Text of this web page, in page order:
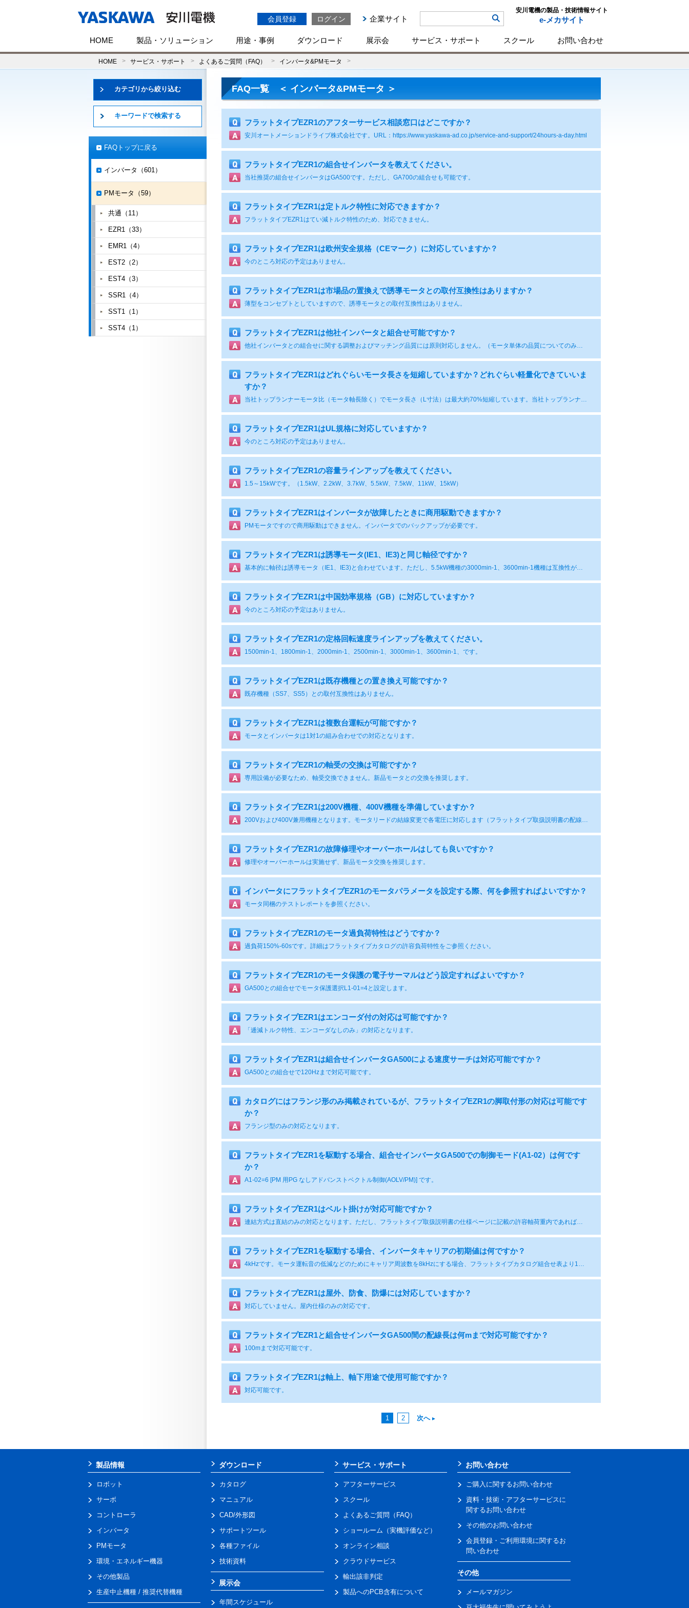
会員登録 ログイン 企業サイト
安川電機の製品・技術情報サイト
e-メカサイト
HOME 製品・ソリューション 用途・事例 ダウンロード 展示会 サービス・サポート スクール お問い合わせ
HOME サービス・サポート よくあるご質問（FAQ） インバータ&PMモータ
カテゴリから絞り込む
キーワードで検索する
FAQトップに戻る
インバータ（601）
PMモータ（59）
共通（11）
EZR1（33）
EMR1（4）
EST2（2）
EST4（3）
SSR1（4）
SST1（1）
SST4（1）
FAQ一覧 ＜ インバータ&PMモータ ＞
フラットタイプEZR1のアフターサービス相談窓口はどこですか？
安川オートメーションドライブ株式会社です。URL：https://www.yaskawa-ad.co.jp/service-and-support/24hours-a-day.html
フラットタイプEZR1の組合せインバータを教えてください。
当社推奨の組合せインバータはGA500です。ただし、GA700の組合せも可能です。
フラットタイプEZR1は定トルク特性に対応できますか？
フラットタイプEZR1はてい減トルク特性のため、対応できません。
フラットタイプEZR1は欧州安全規格（CEマーク）に対応していますか？
今のところ対応の予定はありません。
フラットタイプEZR1は市場品の置換えで誘導モータとの取付互換性はありますか？
薄型をコンセプトとしていますので、誘導モータとの取付互換性はありません。
フラットタイプEZR1は他社インバータと組合せ可能ですか？
他社インバータとの組合せに関する調整およびマッチング品質には原則対応しません。（モータ単体の品質についてのみ対応可能です。）
フラットタイプEZR1はどれぐらいモータ長さを短縮していますか？どれぐらい軽量化できていいま
すか？
当社トップランナーモータ比（モータ軸長除く）でモータ長さ（L寸法）は最大約70%短縮しています。当社トップランナーモータ比でモータ概算重量は最大約50%、軽量化しています。
フラットタイプEZR1はUL規格に対応していますか？
今のところ対応の予定はありません。
フラットタイプEZR1の容量ラインアップを教えてください。
1.5～15kWです。（1.5kW、2.2kW、3.7kW、5.5kW、7.5kW、11kW、15kW）
フラットタイプEZR1はインバータが故障したときに商用駆動できますか？
PMモータですので商用駆動はできません。インバータでのバックアップが必要です。
フラットタイプEZR1は誘導モータ(IE1、IE3)と同じ軸径ですか？
基本的に軸径は誘導モータ（IE1、IE3)と合わせています。ただし、5.5kW機種の3000min-1、3600min-1機種は互換性がありません。
フラットタイプEZR1は中国効率規格（GB）に対応していますか？
今のところ対応の予定はありません。
フラットタイプEZR1の定格回転速度ラインアップを教えてください。
1500min-1、1800min-1、2000min-1、2500min-1、3000min-1、3600min-1、です。
フラットタイプEZR1は既存機種との置き換え可能ですか？
既存機種（SS7、SS5）との取付互換性はありません。
フラットタイプEZR1は複数台運転が可能ですか？
モータとインバータは1対1の組み合わせでの対応となります。
フラットタイプEZR1の軸受の交換は可能ですか？
専用設備が必要なため、軸受交換できません。新品モータとの交換を推奨します。
フラットタイプEZR1は200V機種、400V機種を準備していますか？
200Vおよび400V兼用機種となります。モータリードの結線変更で各電圧に対応します（フラットタイプ取扱説明書の配線を参照）。ただし、インバータは電源電圧に応じて準備が必要です。
フラットタイプEZR1の故障修理やオーバーホールはしても良いですか？
修理やオーバーホールは実施せず、新品モータ交換を推奨します。
インバータにフラットタイプEZR1のモータパラメータを設定する際、何を参照すればよいですか？
モータ同梱のテストレポートを参照ください。
フラットタイプEZR1のモータ過負荷特性はどうですか？
過負荷150%-60sです。詳細はフラットタイプカタログの許容負荷特性をご参照ください。
フラットタイプEZR1のモータ保護の電子サーマルはどう設定すればよいですか？
GA500との組合せでモータ保護選択L1-01=4と設定します。
フラットタイプEZR1はエンコーダ付の対応は可能ですか？
「逓減トルク特性、エンコーダなしのみ」の対応となります。
フラットタイプEZR1は組合せインバータGA500による速度サーチは対応可能ですか？
GA500との組合せで120Hzまで対応可能です。
カタログにはフランジ形のみ掲載されているが、フラットタイプEZR1の脚取付形の対応は可能です
か？
フランジ型のみの対応となります。
フラットタイプEZR1を駆動する場合、組合せインバータGA500での制御モード(A1-02）は何です
か？
A1-02=6 [PM 用PG なしアドバンストベクトル制御(AOLV/PM)] です。
フラットタイプEZR1はベルト掛けが対応可能ですか？
連結方式は直結のみの対応となります。ただし、フラットタイプ取扱説明書の仕様ページに記載の許容軸荷重内であれば、ご使用可能です。
フラットタイプEZR1を駆動する場合、インバータキャリアの初期値は何ですか？
4kHzです。モータ運転音の低減などのためにキャリア周波数を8kHzにする場合、フラットタイプカタログ組合せ表より1枠大きい容量のインバータを選定してください。なお、カタログ組合せ表のインバータ容量でキャリア周波数を8kHzにする場合、連続定格は85％以下で使用してください。
フラットタイプEZR1は屋外、防食、防爆には対応していますか？
対応していません。屋内仕様のみの対応です。
フラットタイプEZR1と組合せインバータGA500間の配線長は何mまで対応可能ですか？
100mまで対応可能です。
フラットタイプEZR1は軸上、軸下用途で使用可能ですか？
対応可能です。
1 2 次へ
製品情報
ロボット
サーボ
コントローラ
インバータ
PMモータ
環境・エネルギー機器
その他製品
生産中止機種 / 推奨代替機種
ダウンロード
カタログ
マニュアル
CAD/外形図
サポートツール
各種ファイル
技術資料
展示会
年間スケジュール
サービス・サポート
アフターサービス
スクール
よくあるご質問（FAQ）
ショールーム（実機評価など）
オンライン相談
クラウドサービス
輸出該非判定
製品へのPCB含有について
お問い合わせ
ご購入に関するお問い合わせ
資料・技術・アフターサービスに
関するお問い合わせ
その他のお問い合わせ
会員登録・ご利用環境に関するお
問い合わせ
その他
メールマガジン